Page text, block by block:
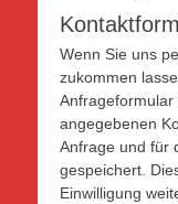
Wenn Sie uns
zukommen
angegebenen
Anfrage und für
gespeichert.
Einwilligung